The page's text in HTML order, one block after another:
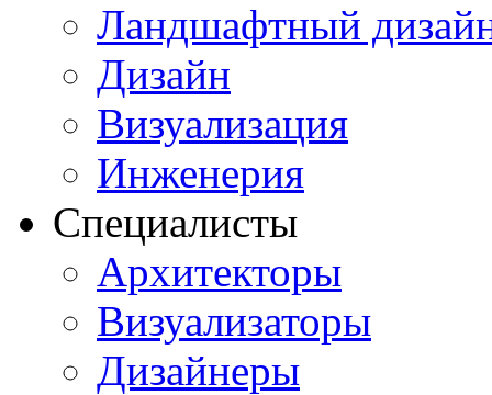
Ландшафтный
Дизайн
Визуализация
Инженерия
Специалисты
Архитекторы
Визуализаторы
Дизайнеры